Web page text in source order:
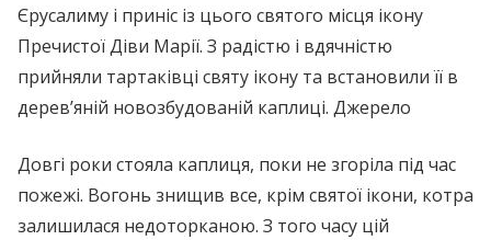
Єрусалиму і приніс із цього святого місця ікону
Пречистої Діви Марії. З радістю і вдячністю
прийняли тартаківці святу ікону та встановили її в
дерев’яній новозбудованій каплиці. Джерело
Довгі роки стояла каплиця, поки не згоріла під час
пожежі. Вогонь знищив все, крім святої ікони, котра
залишилася недоторканою. З того часу цій